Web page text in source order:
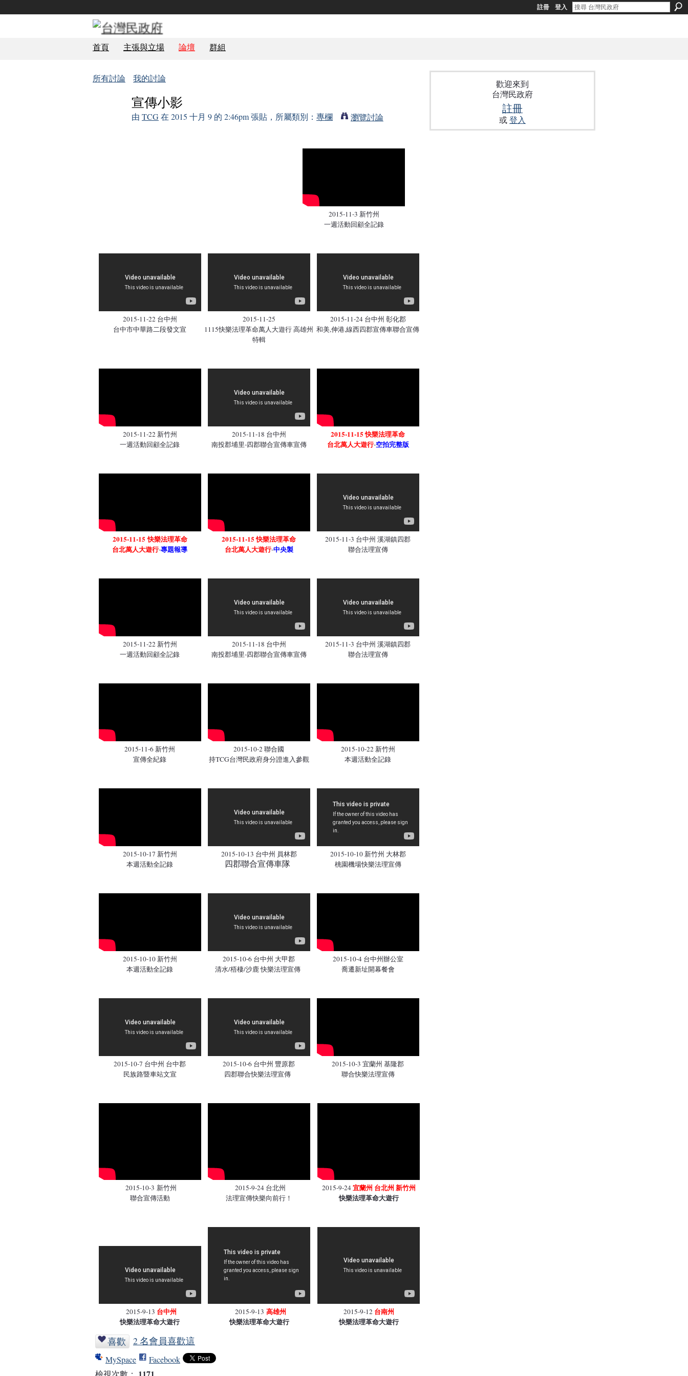
註冊 登入
首頁 主張與立場 論壇 群組
所有討論 我的討論
宣傳小影
由 TCG在 2015 十月 9 的 2:46pm 張貼，所屬類別： 專欄 瀏覽討論
2015-11-3 新竹州
一週活動回顧全記錄
2015-11-22 台中州
台中市中華路二段發文宣
2015-11-25
1115快樂法理革命萬人大遊行 高雄州
特輯
2015-11-24 台中州 彰化郡
和美,伸港,線西四郡宣傳車聯合宣傳
2015-11-22 新竹州
一週活動回顧全記錄
2015-11-18 台中州
南投郡埔里-四郡聯合宣傳車宣傳
2015-11-15 快樂法理革命
台北萬人大遊行-空拍完整版
2015-11-15 快樂法理革命
台北萬人大遊行-專題報導
2015-11-15 快樂法理革命
台北萬人大遊行-中央製
2015-11-3 台中州 溪湖鎮四郡
聯合法理宣傳
2015-11-22 新竹州
一週活動回顧全記錄
2015-11-18 台中州
南投郡埔里-四郡聯合宣傳車宣傳
2015-11-3 台中州 溪湖鎮四郡
聯合法理宣傳
2015-11-6 新竹州
宣傳全紀錄
2015-10-2 聯合國
持TCG台灣民政府身分證進入參觀
2015-10-22 新竹州
本週活動全記錄
2015-10-17 新竹州
本週活動全記錄
2015-10-13 台中州 員林郡
四郡聯合宣傳車隊
2015-10-10 新竹州 大林郡
桃園機場快樂法理宣傳
2015-10-10 新竹州
本週活動全記錄
2015-10-6 台中州 大甲郡
清水/梧棲/沙鹿 快樂法理宣傳
2015-10-4 台中州辦公室
喬遷新址開幕餐會
2015-10-7 台中州 台中郡
民族路暨車站文宣
2015-10-6 台中州 豐原郡
四郡聯合快樂法理宣傳
2015-10-3 宜蘭州 基隆郡
聯合快樂法理宣傳
2015-10-3 新竹州
聯合宣傳活動
2015-9-24 台北州
法理宣傳快樂向前行！
2015-9-24宜蘭州 台北州 新竹州
快樂法理革命大遊行
2015-9-13 台中州
快樂法理革命大遊行
2015-9-13 高雄州
快樂法理革命大遊行
2015-9-12 台南州
快樂法理革命大遊行
喜歡 2 名會員喜歡這
MySpace
Facebook
檢視次數：
歡迎來到
台灣民政府
註冊
或登入